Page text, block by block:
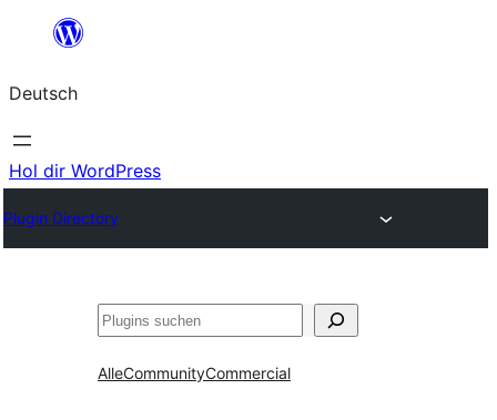
springen
Deutsch
Hol dir WordPress
Plugin Directory
Suchen
AlleCommunityCommercial